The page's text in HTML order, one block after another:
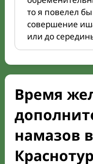
то я повелел
совершение
или до
Время
намазов в